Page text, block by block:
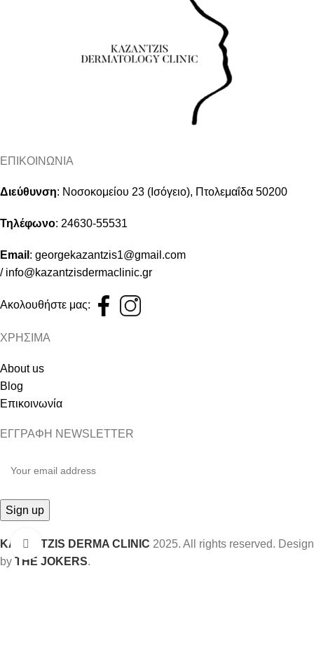
Click to enlarge
ΕΠΙΚΟΙΝΩΝΙΑ
Διεύθυνση: Νοσοκομείου 23 (Ισόγειο), Πτολεμαΐδα 50200
Τηλέφωνο: 24630-55531
Email : georgekazantzis1@gmail.com
/ info@kazantzisdermaclinic.gr
Ακολουθήστε μας:
ΧΡΗΣΙΜΑ
About us
Blog
Επικοινωνία
ΕΓΓΡΑΦΗ NEWSLETTER
KAZANTZIS DERMA CLINIC 2025. All rights reserved. Design
by THE JOKERS.